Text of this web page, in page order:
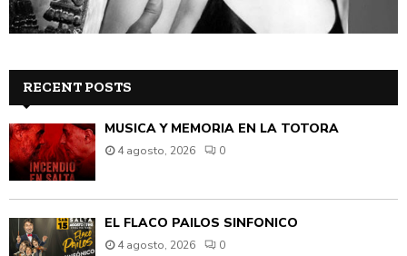
RECENT POSTS
MÚSICA Y MEMORIA EN LA TOTORA
4 agosto, 2026 0
EL FLACO PAILOS SINFÓNICO
4 agosto, 2026 0